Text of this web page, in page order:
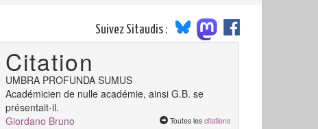
Suivez Sitaudis :
Citation
UMBRA PROFUNDA SUMUS
Académicien de nulle académie, ainsi G.B. se
présentait-il.
Giordano Bruno
Toutes les citations